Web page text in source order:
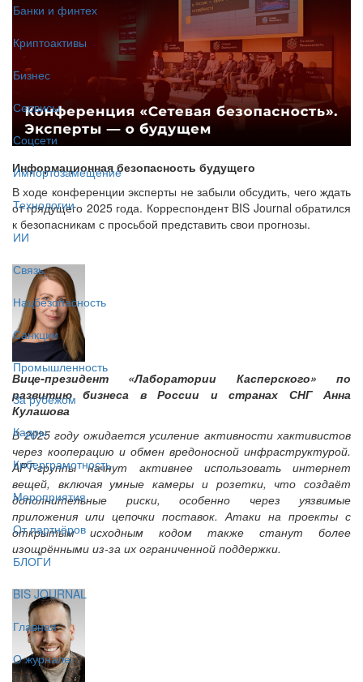
Банки и финтех
Криптоактивы
Бизнес
Сервисы
Соцсети
Импортозамещение
Технологии
ИИ
Связь
Нацбезопасность
Санкции
Промышленность
За рубежом
Кадры
Киберграмотность
Мероприятия
От партнёров
БЛОГИ
BIS JOURNAL
Главная
О журнале
Информационная безопасность будущего
В ходе конференции эксперты не забыли обсудить, чего ждать
от грядущего 2025 года. Корреспондент BIS Journal обратился
к безопасникам с просьбой представить свои прогнозы.
Вице-президент «Лаборатории Касперского» по
развитию бизнеса в России и странах СНГ Анна
Кулашова
В 2025 году ожидается усиление активности хактивистов
через кооперацию и обмен вредоносной инфраструктурой.
APT-группы начнут активнее использовать интернет
вещей, включая умные камеры и розетки, что создаёт
дополнительные риски, особенно через уязвимые
приложения или цепочки поставок. Атаки на проекты с
открытым исходным кодом также станут более
изощрёнными из-за их ограниченной поддержки.